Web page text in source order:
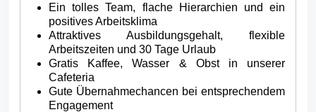
Ein tolles Team, flache Hierarchien und ein
positives Arbeitsklima
Attraktives Ausbildungsgehalt, flexible
Arbeitszeiten und 30 Tage Urlaub
Gratis Kaffee, Wasser & Obst in unserer
Cafeteria
Gute Übernahmechancen bei entsprechendem
Engagement